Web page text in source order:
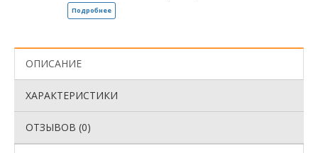
Подробнее
ОПИСАНИЕ
ХАРАКТЕРИСТИКИ
ОТЗЫВОВ (0)